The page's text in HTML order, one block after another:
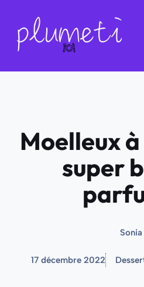
contenu
Moelleux
super
Sonia
17 décembre 2022